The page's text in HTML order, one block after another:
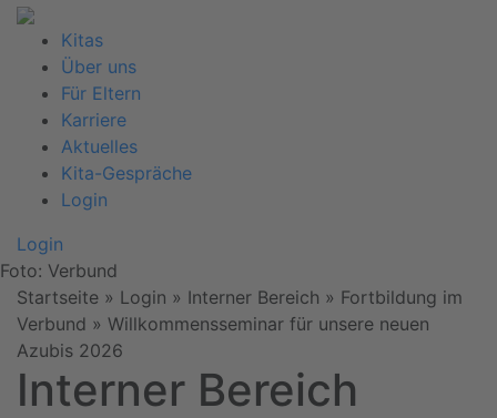
Kitas
Über uns
Für Eltern
Karriere
Aktuelles
Kita-Gespräche
Login
Login
Foto: Verbund
Startseite » Login » Interner Bereich » Fortbildung im
Verbund » Willkommensseminar für unsere neuen
Azubis 2026
Interner Bereich